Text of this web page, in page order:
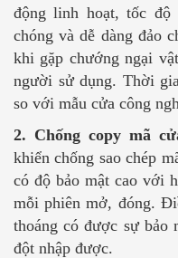
động linh hoạt, tốc độ
chóng và dễ dàng đảo
khi gặp chướng ngại
người sử dụng. Thời
so với mẫu cửa công
2. Chống copy mã
khiển chống sao chép
có độ bảo mật cao với
mỗi phiên mở, đóng.
thoáng có được sự bảo
đột nhập được.